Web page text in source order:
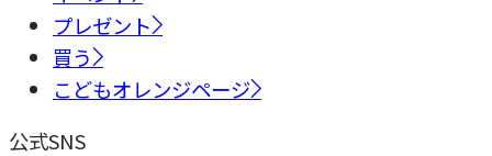
プレゼント
買う
こどもオレンジページ
公式SNS